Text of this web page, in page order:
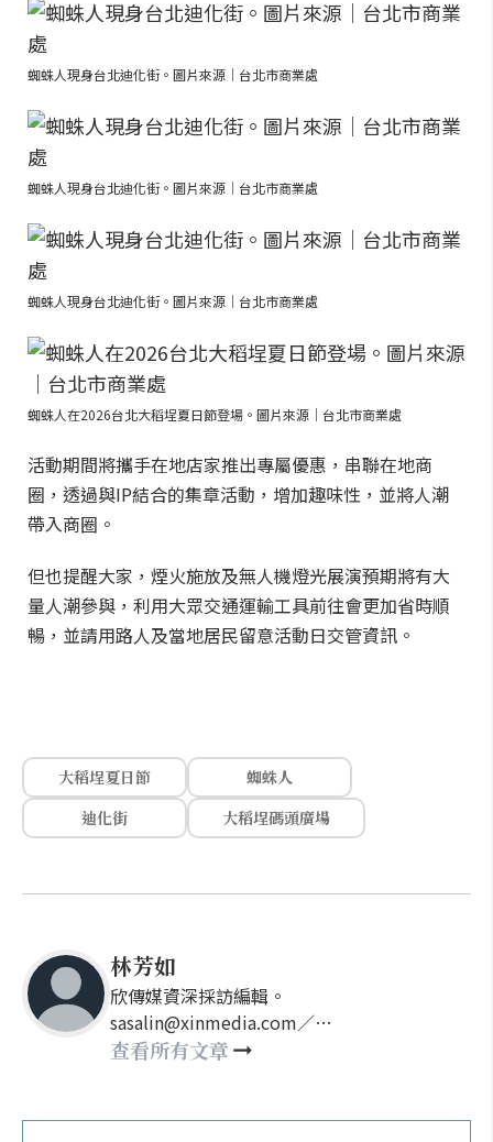
蜘蛛人現身台北迪化街。圖片來源｜台北市商業處
蜘蛛人現身台北迪化街。圖片來源｜台北市商業處
蜘蛛人現身台北迪化街。圖片來源｜台北市商業處
蜘蛛人在2026台北大稻埕夏日節登場。圖片來源｜台北市商業處
活動期間將攜手在地店家推出專屬優惠，串聯在地商
圈，透過與IP結合的集章活動，增加趣味性，並將人潮
帶入商圈。
但也提醒大家，煙火施放及無人機燈光展演預期將有大
量人潮參與，利用大眾交通運輸工具前往會更加省時順
暢，並請用路人及當地居民留意活動日交管資訊。
大稻埕夏日節
蜘蛛人
迪化街
大稻埕碼頭廣場
林芳如
欣傳媒資深採訪編輯。
sasalin@xinmedia.com／
happy21917@gmail.com
查看所有文章